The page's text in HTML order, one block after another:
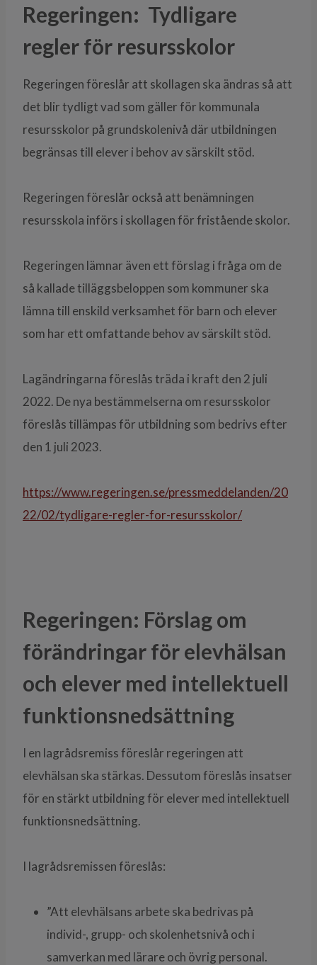
Regeringen: Tydligare
regler för resursskolor
Regeringen föreslår att skollagen ska ändras så att
det blir tydligt vad som gäller för kommunala
resursskolor på grundskolenivå där utbildningen
begränsas till elever i behov av särskilt stöd.
Regeringen föreslår också att benämningen
resursskola införs i skollagen för fristående skolor.
Regeringen lämnar även ett förslag i fråga om de
så kallade tilläggsbeloppen som kommuner ska
lämna till enskild verksamhet för barn och elever
som har ett omfattande behov av särskilt stöd.
Lagändringarna föreslås träda i kraft den 2 juli
2022. De nya bestämmelserna om resursskolor
föreslås tillämpas för utbildning som bedrivs efter
den 1 juli 2023.
https://www.regeringen.se/pressmeddelanden/20
22/02/tydligare-regler-for-resursskolor/
Regeringen: Förslag om
förändringar förelevhälsan
och elever med intellektuell
funktionsnedsättning
I en lagrådsremiss föreslår regeringen att
elevhälsan ska stärkas. Dessutom föreslås insatser
för en stärkt utbildning för elever med intellektuell
funktionsnedsättning.
I lagrådsremissen föreslås:
”Att elevhälsans arbete ska bedrivas på
individ-, grupp- och skolenhetsnivå och i
samverkan med lärare och övrig personal.